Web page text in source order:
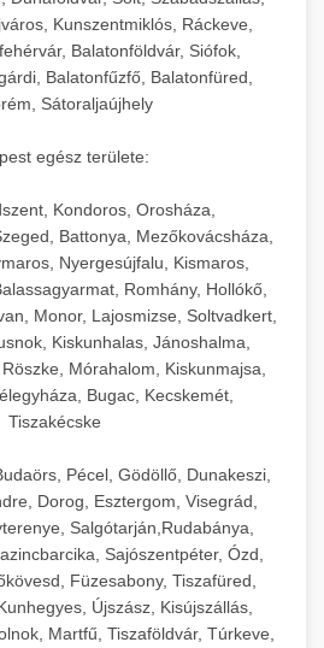
szabályozással.
sütősütő
és hűtőkamrák
konyhák számára.
hűtési megoldások nagy
kapacitással.
hűtőegység
+
nagy
képességekkel.
mosogatógép
Gép
és aprítógépek kereskedelmi
Különböző reszelési
alkalmazásokhoz.
sajtreszelő
Nagykonyhai
+
berendezések és
vendéglátóipari kellékek.
éttermi és catering
műveletekhez.
konyhai megoldások
Kunszentmiklós, Ráckeve,
Balatonföldvár, Siófok,
Balatonfűzfő, Balatonfüred,
Sátoraljaújhely
egész területe:
Kondoros, Orosháza,
Battonya, Mezőkovácsháza,
Nyergesújfalu, Kismaros,
Romhány, Hollókő,
Monor, Lajosmizse, Soltvadkert,
Kiskunhalas, Jánoshalma,
Mórahalom, Kiskunmajsa,
Bugac, Kecskemét,
Tiszakécske
Pécel, Gödöllő, Dunakeszi,
Dorog, Esztergom, Visegrád,
Salgótarján,Rudabánya,
Sajószentpéter, Ózd,
Füzesabony, Tiszafüred,
Újszász, Kisújszállás,
Martfű, Tiszaföldvár, Túrkeve,